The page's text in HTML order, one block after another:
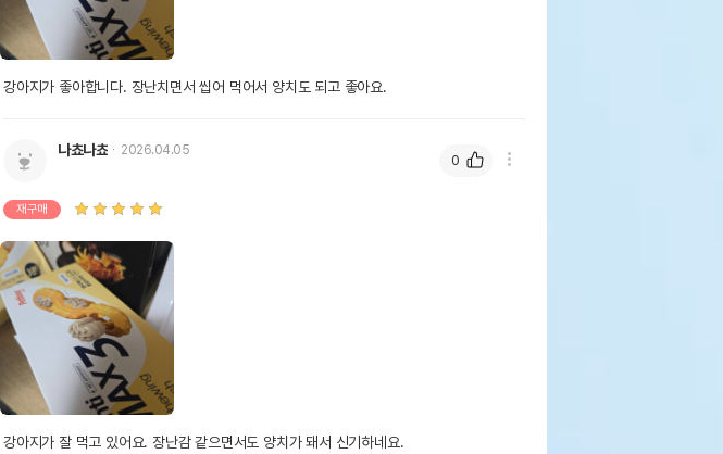
강아지가 좋아합니다. 장난치면서 씹어 먹어서 양치도 되고 좋아요.
나쵸나쵸 2026.04.05
재구매
강아지가 잘 먹고 있어요. 장난감 같으면서도 양치가 돼서 신기하네요.
0